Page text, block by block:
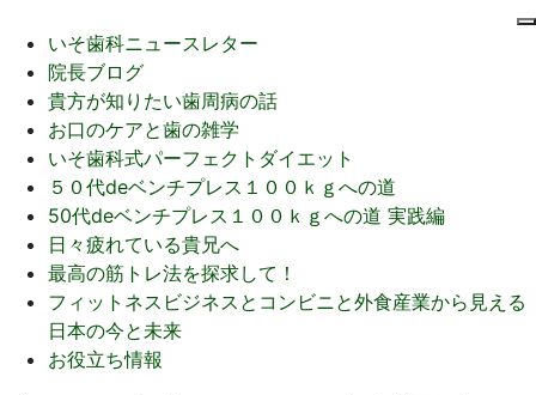
いそ歯科ニュースレター
院長ブログ
貴方が知りたい歯周病の話
お口のケアと歯の雑学
いそ歯科式パーフェクトダイエット
５０代deベンチプレス１００ｋｇへの道
50代deベンチプレス１００ｋｇへの道 実践編
日々疲れている貴兄へ
最高の筋トレ法を探求して！
フィットネスビジネスとコンビニと外食産業から見える
日本の今と未来
お役立ち情報